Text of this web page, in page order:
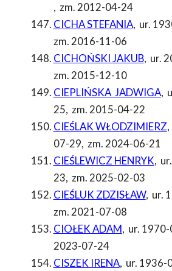
, zm. 2012-04-24
CICHA STEFANIA, ur.
zm. 2016-11-06
CICHOŃSKI JAKUB, ur.
zm. 2015-12-10
CIEPLIŃSKA JADWIGA,
25, zm. 2015-04-22
CIEŚLAK WŁODZIMIERZ,
07-29, zm. 2024-06-21
CIEŚLEWICZ HENRYK,
23, zm. 2025-02-03
CIEŚLUK ZDZISŁAW, ur.
zm. 2021-07-08
CIOŁEK ADAM, ur.
2023-07-24
CISZEK IRENA, ur. 1936-